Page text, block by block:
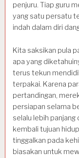
penjuru. Tiap guru
yang satu persatu
indah dalam diri
Kita saksikan pula
apa yang
terus tekun
terpakai. Karena
pertandingan,
persiapan selama
selalu lebih
kembali tujuan
tinggalkan pada
biasakan untuk